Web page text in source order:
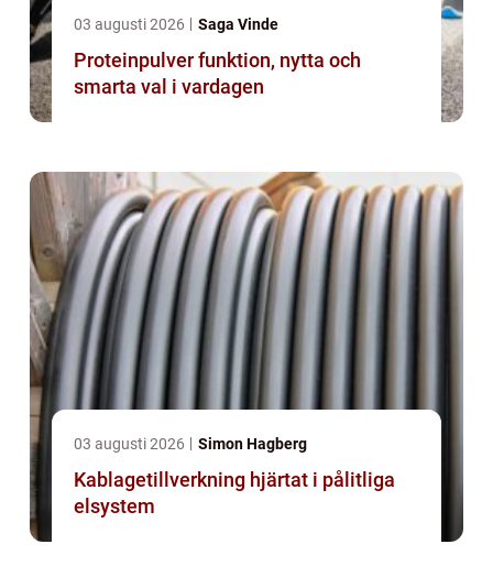
03 augusti 2026 Saga Vinde
Proteinpulver funktion, nytta och
smarta val i vardagen
03 augusti 2026 Simon Hagberg
Kablagetillverkning hjärtat i pålitliga
elsystem